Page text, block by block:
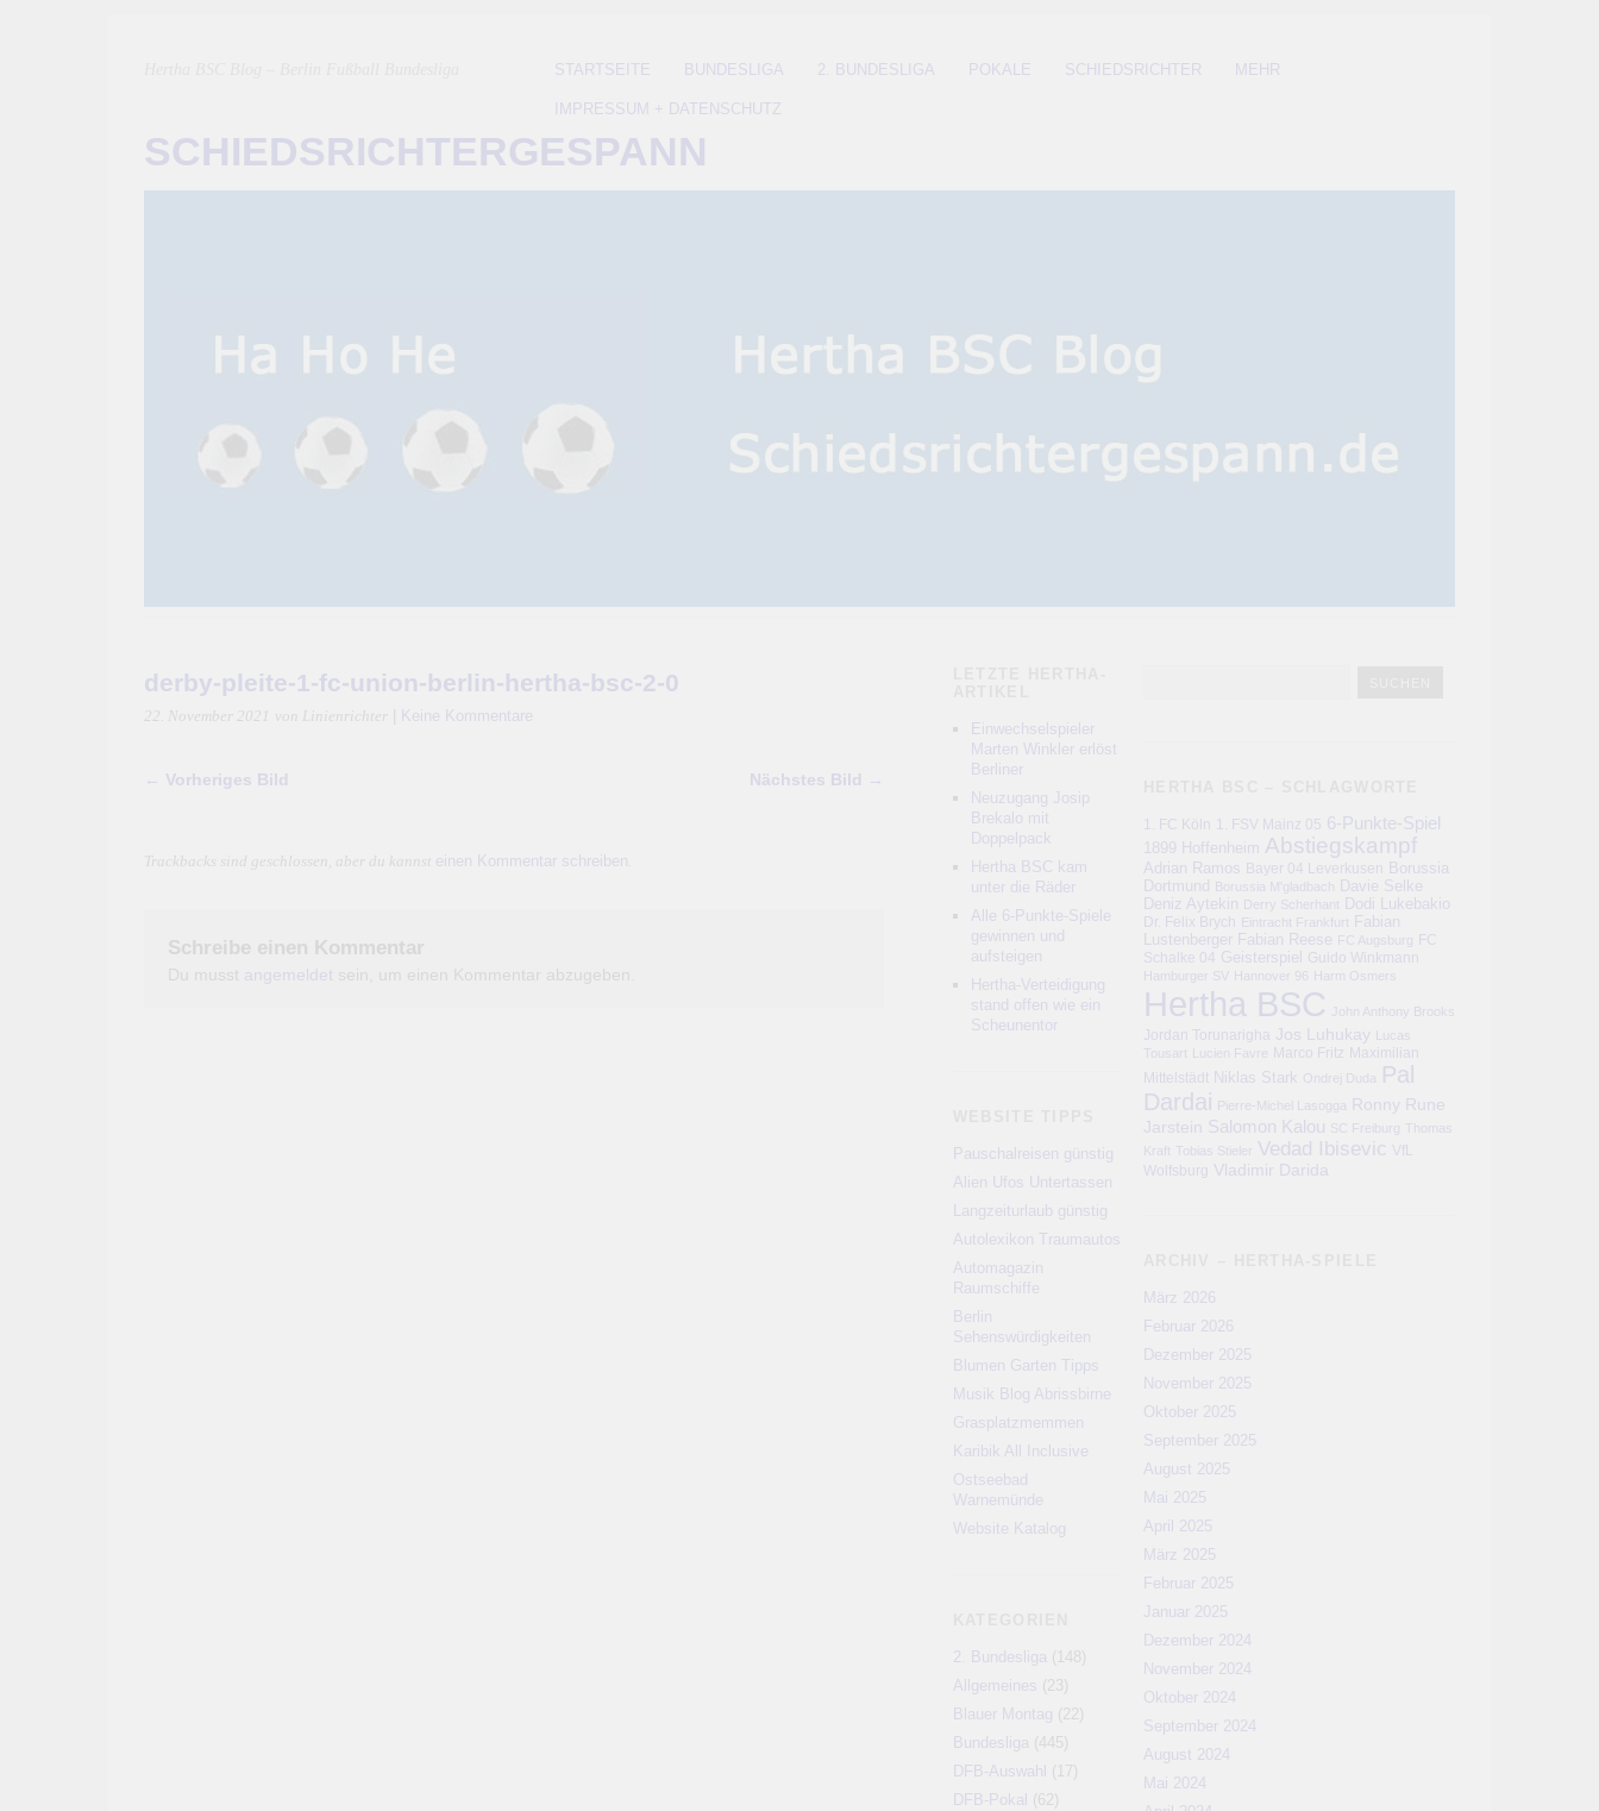
STARTSEITE BUNDESLIGA 2. BUNDESLIGA POKALE SCHIEDSRICHTER MEHR
IMPRESSUM + DATENSCHUTZ
SCHIEDSRICHTERGESPANN
derby-pleite-1-fc-union-berlin-hertha-bsc-2-0
22. November 2021 von Linienrichter Keine Kommentare
← Vorheriges Bild Nächstes Bild →
Trackbacks sind geschlossen, aber du kannst einen Kommentar schreiben
Einwechselspieler
Marten Winkler erlöst
Berliner
Neuzugang Josip
Brekalo mit
Doppelpack
Hertha BSC kam
unter die Räder
Alle 6-Punkte-Spiele
gewinnen und
aufsteigen
Hertha-Verteidigung
stand offen wie ein
Scheunentor
Pauschalreisen günstig
Alien Ufos Untertassen
Langzeiturlaub günstig
Autolexikon Traumautos
Automagazin
Raumschiffe
Berlin
Sehenswürdigkeiten
Blumen Garten Tipps
Musik Blog Abrissbirne
Grasplatzmemmen
Karibik All Inclusive
Ostseebad
Warnemünde
Website Katalog
2. Bundesliga (148)
Allgemeines (23)
Blauer Montag (22)
Bundesliga (445)
DFB-Auswahl
(17)
DFB-Pokal (62)
1. FC Köln 1. FSV Mainz 05 6-Punkte-Spiel
1899 Hoffenheim Abstiegskampf
Adrian Ramos Bayer 04 Leverkusen
Borussia
Dortmund
Borussia M'gladbach Davie Selke
Deniz Aytekin Derry Scherhant Dodi Lukebakio
Dr. Felix Brych Eintracht Frankfurt
Fabian
Lustenberger Fabian Reese FC Augsburg
FC
Schalke 04
Geisterspiel
Guido Winkmann
Hamburger SV
Hannover 96 Harm Osmers
Hertha BSC
John Anthony Brooks
Jordan Torunarigha
Jos Luhukay
Lucas
Tousart
Lucien Favre Marco Fritz Maximilian
Mittelstädt
Niklas Stark Ondrej Duda Pal
Dardai Pierre-Michel Lasogga Ronny
Rune
Jarstein Salomon Kalou SC Freiburg
Thomas
Kraft
Tobias Stieler Vedad Ibisevic
VfL
Wolfsburg
Vladimir Darida
März 2026
Februar 2026
Dezember 2025
November 2025
Oktober 2025
September 2025
August 2025
Mai 2025
April 2025
März 2025
Februar 2025
Januar 2025
Dezember 2024
November 2024
Oktober 2024
September 2024
August 2024
Mai 2024